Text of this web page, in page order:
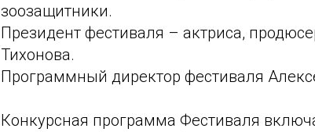
зоозащитники.
Президент фестиваля – актриса,
Тихонова.
Программный директор фестиваля
Конкурсная программа Фестиваля